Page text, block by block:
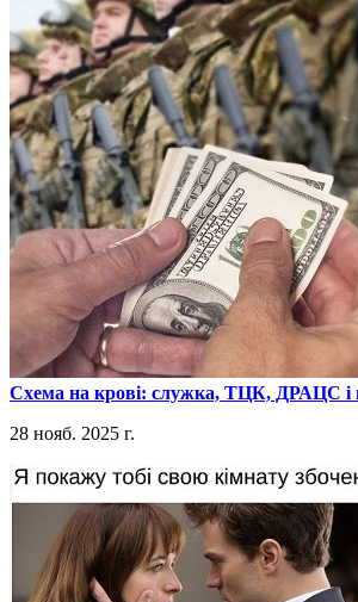
​Схема на крові: служка, ТЦК, ДРАЦС і
28 нояб. 2025 г.